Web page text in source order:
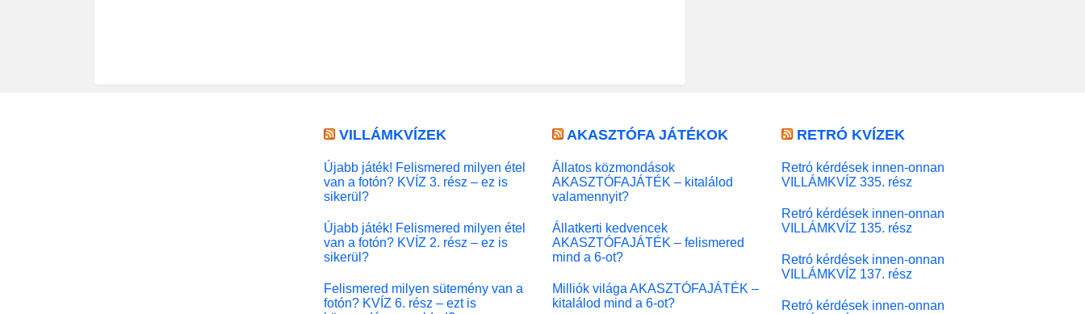
VILLÁMKVÍZEK
Újabb játék! Felismered milyen étel
van a fotón? KVÍZ 3. rész – ez is
sikerül?
Újabb játék! Felismered milyen étel
van a fotón? KVÍZ 2. rész – ez is
sikerül?
Felismered milyen sütemény van a
fotón? KVÍZ 6. rész – ezt is
AKASZTÓFA JÁTÉKOK
Állatos közmondások
AKASZTÓFAJÁTÉK – kitalálod
valamennyit?
Állatkerti kedvencek
AKASZTÓFAJÁTÉK – felismered
mind a 6-ot?
Milliók világa AKASZTÓFAJÁTÉK –
kitalálod mind a 6-ot?
RETRÓ KVÍZEK
Retró kérdések innen-onnan
VILLÁMKVÍZ 335. rész
Retró kérdések innen-onnan
VILLÁMKVÍZ 135. rész
Retró kérdések innen-onnan
VILLÁMKVÍZ 137. rész
Retró kérdések innen-onnan